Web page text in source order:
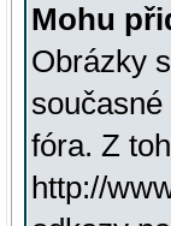
Mohu
Obrázky
fóra. Z
http://